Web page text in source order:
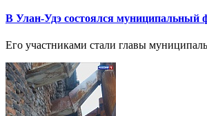
В Улан-Удэ состоялся муниципальный
Его участниками стали главы